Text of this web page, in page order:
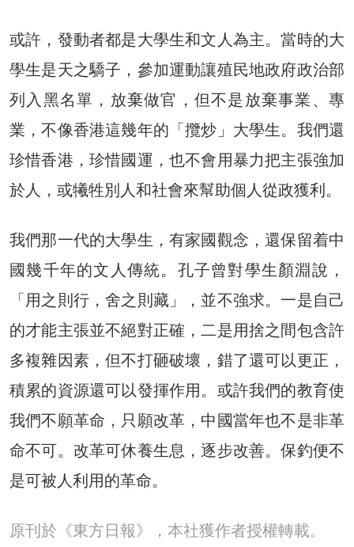
或許，發動者都是大學生和文人為主。當時的大
學生是天之驕子，參加運動讓殖民地政府政治部
列入黑名單，放棄做官，但不是放棄事業、專
業，不像香港這幾年的「攬炒」大學生。我們還
珍惜香港，珍惜國運，也不會用暴力把主張強加
於人，或犧牲別人和社會來幫助個人從政獲利。
我們那一代的大學生，有家國觀念，還保留着中
國幾千年的文人傳統。孔子曾對學生顏淵說，
「用之則行，舍之則藏」，並不強求。一是自己
的才能主張並不絕對正確，二是用捨之間包含許
多複雜因素，但不打砸破壞，錯了還可以更正，
積累的資源還可以發揮作用。或許我們的教育使
我們不願革命，只願改革，中國當年也不是非革
命不可。改革可休養生息，逐步改善。保釣便不
是可被人利用的革命。
原刊於《東方日報》，本社獲作者授權轉載。